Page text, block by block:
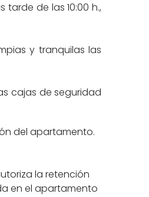
de las 10:00 h.,
y tranquilas las
cajas de seguridad
del apartamento.
la retención
en el apartamento